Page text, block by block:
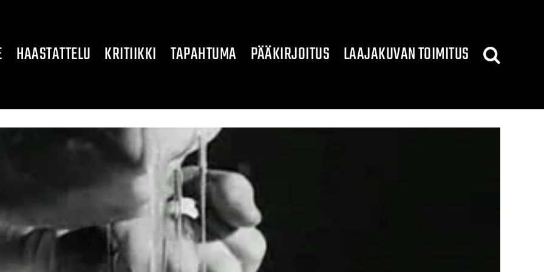
HAASTATTELU KRITIIKKI TAPAHTUMA PÄÄKIRJOITUS LAAJAKUVAN TOIMITUS